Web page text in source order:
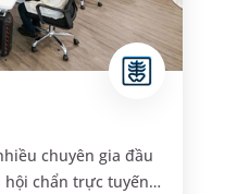
chuyên gia đầu
hội chẩn trực tuyến